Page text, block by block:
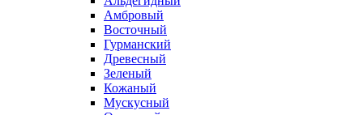
Амбровый
Восточный
Гурманский
Древесный
Зеленый
Кожаный
Мускусный